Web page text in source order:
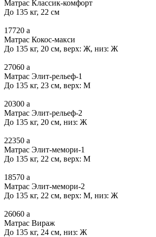
Матрас Классик-комфорт
До 135 кг, 22 см
17720 a
Матрас Кокос-макси
До 135 кг, 20 см, верх: Ж, низ: Ж
27060 a
Матрас Элит-рельеф-1
До 135 кг, 23 см, верх: М
20300 a
Матрас Элит-рельеф-2
До 135 кг, 20 см, низ: Ж
22350 a
Матрас Элит-мемори-1
До 135 кг, 22 см, верх: М
18570 a
Матрас Элит-мемори-2
До 135 кг, 22 см, верх: М, низ: Ж
26060 a
Матрас Вираж
До 135 кг, 24 см, низ: Ж